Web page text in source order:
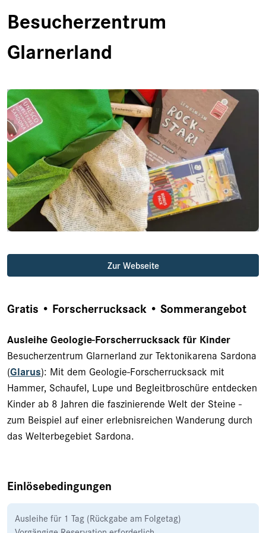
Besucherzentrum
Glarnerland
Zur Webseite
Gratis • Forscherrucksack • Sommerangebot
Ausleihe Geologie-Forscherrucksack für Kinder
Besucherzentrum Glarnerland zur Tektonikarena Sardona
(Glarus): Mit dem Geologie-Forscherrucksack mit
Hammer, Schaufel, Lupe und Begleitbroschüre entdecken
Kinder ab 8 Jahren die faszinierende Welt der Steine -
zum Beispiel auf einer erlebnisreichen Wanderung durch
das Welterbegebiet Sardona.
Einlösebedingungen
Ausleihe für 1 Tag (Rückgabe am Folgetag)